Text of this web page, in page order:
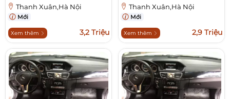
Thanh Xuân,Hà Nội
Mới
Xem thêm 3,2 Triệu
Thanh Xuân,Hà Nội
Mới
Xem thêm 2,9 Triệu